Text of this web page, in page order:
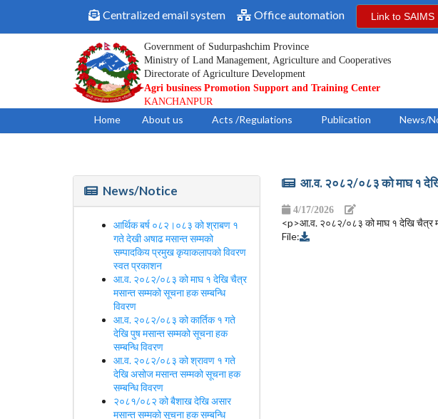
Centralized email system Office automation Link to SAIMS
Government of Sudurpashchim Province
Ministry of Land Management, Agriculture and Cooperatives
Directorate of Agriculture Development
Agri business Promotion Support and Training Center
KANCHANPUR
Home About us Acts /Regulations Publication News/
News/Notice
आर्थिक बर्ष ०८२।०८३ को श्राबण १
गते देखी अषाढ मसान्त सम्मको
सम्पादकिय प्रमुख कृयाकलापको विवरण
स्वत प्रकाशन
आ.व. २०८२/०८३ को माघ १ देखि चैत्र
मसान्त सम्मको सूचना हक सम्बन्धि
विवरण
आ.व. २०८२/०८३ को कार्तिक १ गते
देखि पुष मसान्त सम्मको सूचना हक
सम्बन्धि विवरण
आ.व. २०८२/०८३ को श्रावण १ गते
देखि असोज मसान्त सम्मको सूचना हक
सम्बन्धि विवरण
२०८१/०८२ को बैशाख देखि असार
मसान्त सम्मको सूचना हक सम्बन्धि
आ.व. २०८२/०८३ को माघ १ देखि
4/17/2026
<p>आ.व. २०८२/०८३ को माघ १ देखि चैत्र
File: